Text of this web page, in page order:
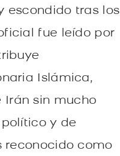
escondido tras los
fue leído por
Islámica,
Irán sin mucho
y de
reconocido como